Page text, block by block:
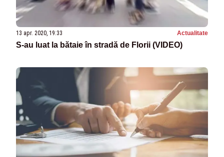
13 apr. 2020, 19:33 Actualitate
S-au luat la bătaie în stradă de Florii (VIDEO)